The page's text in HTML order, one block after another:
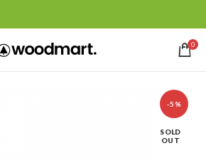
0
-5%
SOLD
OUT